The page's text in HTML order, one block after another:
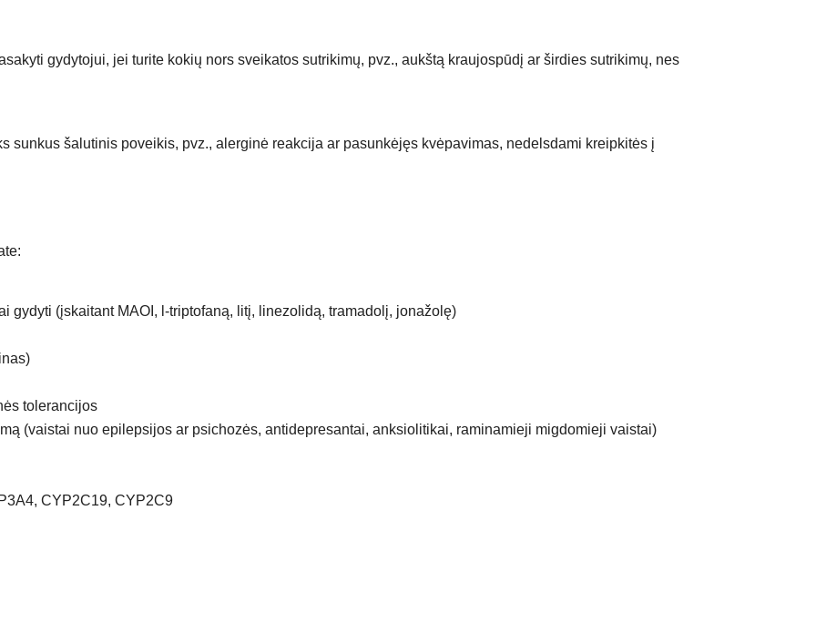
gydytojui, jei turite kokių nors sveikatos sutrikimų, pvz., aukštą kraujospūdį ar širdies sutrikimų, nes
sunkus šalutinis poveikis, pvz., alerginė reakcija ar pasunkėjęs kvėpavimas, nedelsdami kreipkitės į
gydyti (įskaitant MAOI, l-triptofaną, litį, linezolidą, tramadolį, jonažolę)
tolerancijos
(vaistai nuo epilepsijos ar psichozės, antidepresantai, anksiolitikai, raminamieji migdomieji vaistai)
CYP2C19, CYP2C9